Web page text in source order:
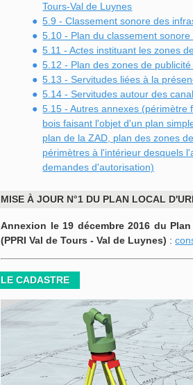
Tours-Val de Luynes
5.9 - Classement sonore des
5.10 - Plan du classement
5.11 - Actes instituant les zones
5.12 - Plan des zones de
5.13 - Servitudes liées à la
5.14 - Servitudes autour des
5.15 - Autres annexes (périmètre
bois faisant l'objet d'un plan
plan de la ZAD, plan des zones
périmètres à l'intérieur desquels
demandes d'autorisation)
MISE À JOUR N°1 DU PLAN LOCAL
Annexion le 19 décembre 2016 du
(PPRI Val de Tours - Val de Luynes) :
LE CADASTRE